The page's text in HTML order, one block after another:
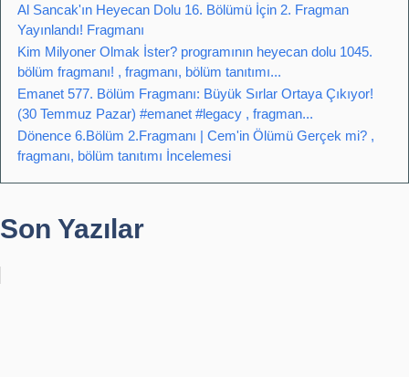
Al Sancak'ın Heyecan Dolu 16. Bölümü İçin 2. Fragman
Yayınlandı! Fragmanı
Kim Milyoner Olmak İster? programının heyecan dolu 1045.
bölüm fragmanı! , fragmanı, bölüm tanıtımı...
Emanet 577. Bölüm Fragmanı: Büyük Sırlar Ortaya Çıkıyor!
(30 Temmuz Pazar) #emanet #legacy , fragman...
Dönence 6.Bölüm 2.Fragmanı | Cem'in Ölümü Gerçek mi? ,
fragmanı, bölüm tanıtımı İncelemesi
Son Yazılar